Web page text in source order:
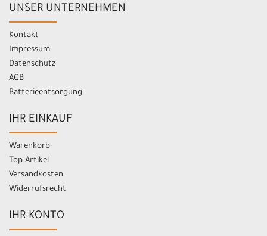
UNSER UNTERNEHMEN
Kontakt
Impressum
Datenschutz
AGB
Batterieentsorgung
IHR EINKAUF
Warenkorb
Top Artikel
Versandkosten
Widerrufsrecht
IHR KONTO